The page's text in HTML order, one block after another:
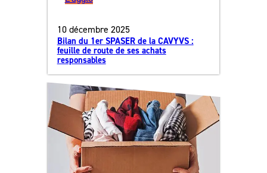
10 décembre 2025
Bilan du 1er SPASER de la CAVYVS :
feuille de route de ses achats
responsables